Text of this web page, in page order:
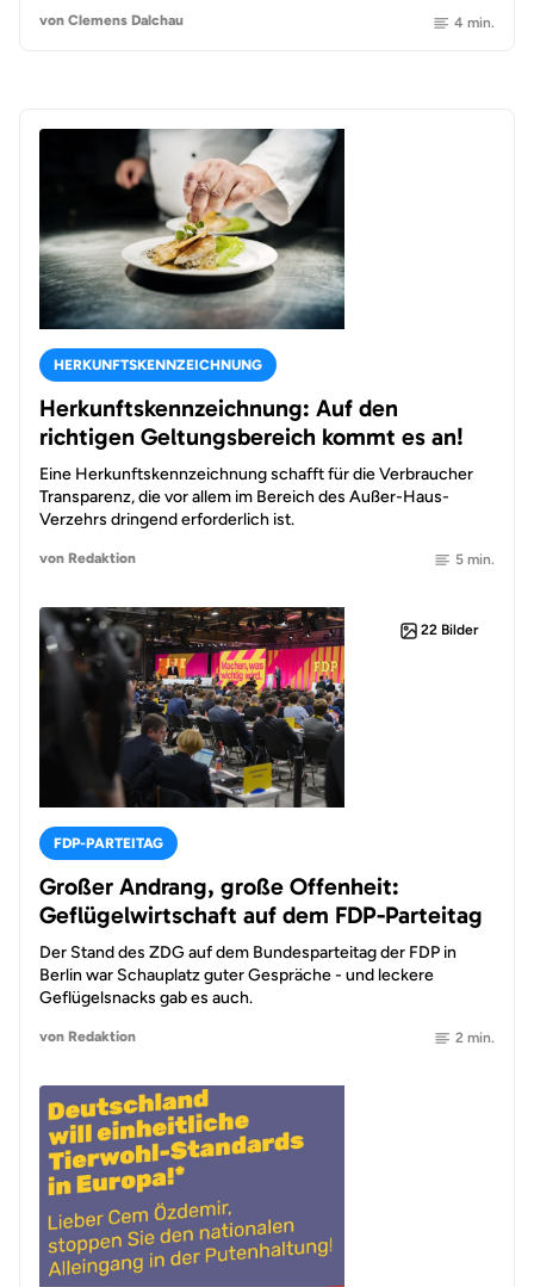
von Clemens Dalchau 4 min.
HERKUNFTSKENNZEICHNUNG
Herkunftskennzeichnung: Auf den
richtigen Geltungsbereich kommt es an!
Eine Herkunftskennzeichnung schafft für die Verbraucher
Transparenz, die vor allem im Bereich des Außer-Haus-
Verzehrs dringend erforderlich ist.
von Redaktion 5 min.
22 Bilder
FDP-PARTEITAG
Großer Andrang, große Offenheit:
Geflügelwirtschaft auf dem FDP-Parteitag
Der Stand des ZDG auf dem Bundesparteitag der FDP in
Berlin war Schauplatz guter Gespräche - und leckere
Geflügelsnacks gab es auch.
von Redaktion 2 min.